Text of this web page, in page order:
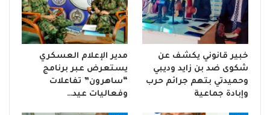
خبير قانوني يكشف عن
شكوى ضد بن زايد وديبي
وحميدتي بتهم جرائم حرب
وإبادة جماعية
مدير الإعلام العسكري
يستعرض عبر برنامج
“ساهرون” تفاعلات
وفعاليات عيد…